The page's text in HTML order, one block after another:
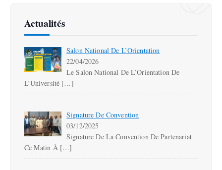
Actualités
Salon National De L’Orientation
22/04/2026
Le Salon National De L’Orientation De
L’Université […]
Signature De Convention
03/12/2025
Signature De La Convention De Partenariat
Ce Matin À […]